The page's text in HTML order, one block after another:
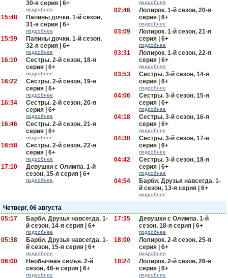
30-я серия | 6+
подробнее
15:48
Папины дочки. 1-й сезон,
31-я серия | 6+
подробнее
15:59
Папины дочки. 1-й сезон,
32-я серия | 6+
подробнее
16:10
Сестры. 2-й сезон, 18-я
серия | 6+
подробнее
16:22
Сестры. 2-й сезон, 19-я
серия | 6+
подробнее
16:34
Сестры. 2-й сезон, 20-я
серия | 6+
подробнее
16:46
Сестры. 2-й сезон, 21-я
серия | 6+
подробнее
16:58
Сестры. 2-й сезон, 22-я
серия | 6+
подробнее
17:10
Девушки с Олимпа. 1-й
сезон, 15-я серия | 6+
подробнее
подробнее
02:46
Лолирок. 1-й сезон, 20-я
серия | 6+
подробнее
03:09
Лолирок. 1-й сезон, 21-я
серия | 6+
подробнее
03:31
Лолирок. 1-й сезон, 22-я
серия | 6+
подробнее
03:53
Сестры. 3-й сезон, 14-я
серия | 6+
подробнее
04:06
Сестры. 3-й сезон, 15-я
серия | 6+
подробнее
04:18
Сестры. 3-й сезон, 16-я
серия | 6+
подробнее
04:30
Сестры. 3-й сезон, 17-я
серия | 6+
подробнее
04:42
Сестры. 3-й сезон, 18-я
серия | 6+
подробнее
04:54
Барби. Друзья навсегда. 1-
й сезон, 13-я серия | 6+
подробнее
Четверг, 06 августа
05:17
Барби. Друзья навсегда. 1-
й сезон, 14-я серия | 6+
подробнее
05:38
Барби. Друзья навсегда. 1-
й сезон, 15-я серия | 6+
подробнее
06:00
Необычная семья. 2-й
сезон, 46-я серия | 6+
подробнее
17:35
Девушки с Олимпа. 1-й
сезон, 18-я серия | 6+
подробнее
18:00
Лолирок. 2-й сезон, 25-я
серия | 6+
подробнее
18:24
Лолирок. 2-й сезон, 26-я
серия | 6+
подробнее